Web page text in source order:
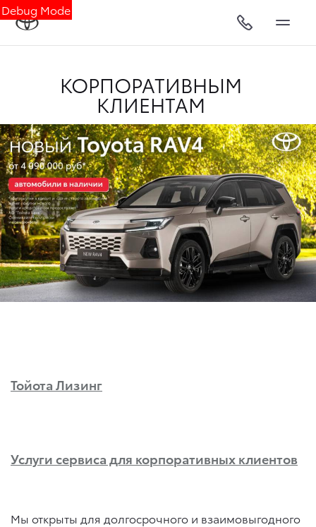
Debug Mode
КОРПОРАТИВНЫМ
КЛИЕНТАМ
Тойота Лизинг
Услуги сервиса для корпоративных клиентов
Мы открыты для долгосрочного и взаимовыгодного